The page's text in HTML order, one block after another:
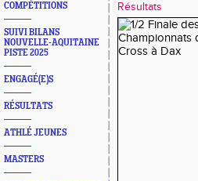
COMPÉTITIONS
SUIVI BILANS
NOUVELLE-AQUITAINE
PISTE 2025
ENGAGÉ(E)S
RÉSULTATS
ATHLÉ JEUNES
MASTERS
Résultats